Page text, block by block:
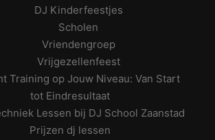
DJ Kinderfeestjes
Scholen
Vriendengroep
Vrijgezellenfeest
Training op Jouw Niveau: Van Start
tot Eindresultaat
Lessen bij DJ School Zaanstad
Prijzen dj lessen